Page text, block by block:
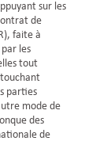
sur les
de
faite à
les
tout
parties
mode de
des
de